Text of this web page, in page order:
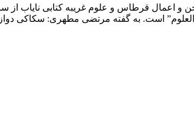
قرطاس و علوم غریبه کتابی نایاب از
است. به گفته مرتضی مطهری: سکاکی دوازده